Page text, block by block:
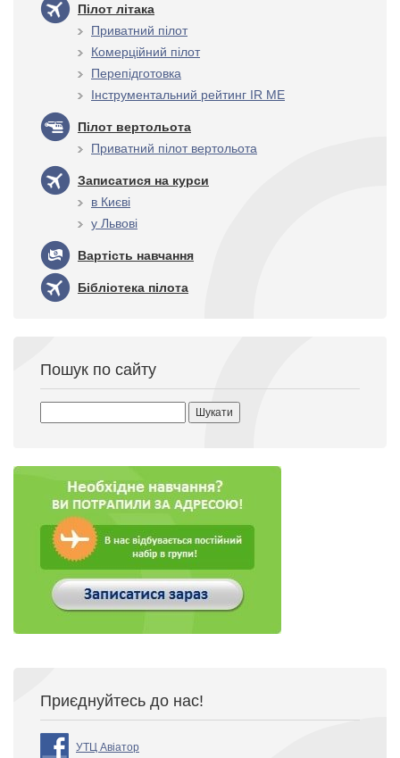
Пілот літака
Приватний пілот
Комерційний пілот
Перепідготовка
Інструментальний рейтинг IR ME
Пілот вертольота
Приватний пілот вертольота
Записатися на курси
в Києві
у Львові
Вартість навчання
Бібліотека пілота
Пошук по сайту
Приєднуйтесь до нас!
УТЦ Авіатор